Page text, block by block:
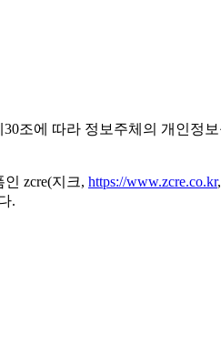
조에 따라 정보주체의 개인정
zcre(지크, https://www.zcre.co.kr
.